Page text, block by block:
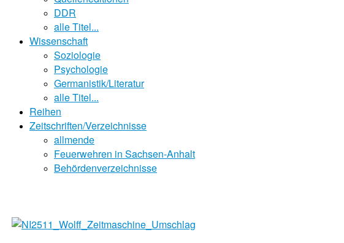
DDR
alle Titel...
Wissenschaft
Soziologie
Psychologie
Germanistik/Literatur
alle Titel...
Reihen
Zeitschriften/Verzeichnisse
allmende
Feuerwehren in Sachsen-Anhalt
Behördenverzeichnisse